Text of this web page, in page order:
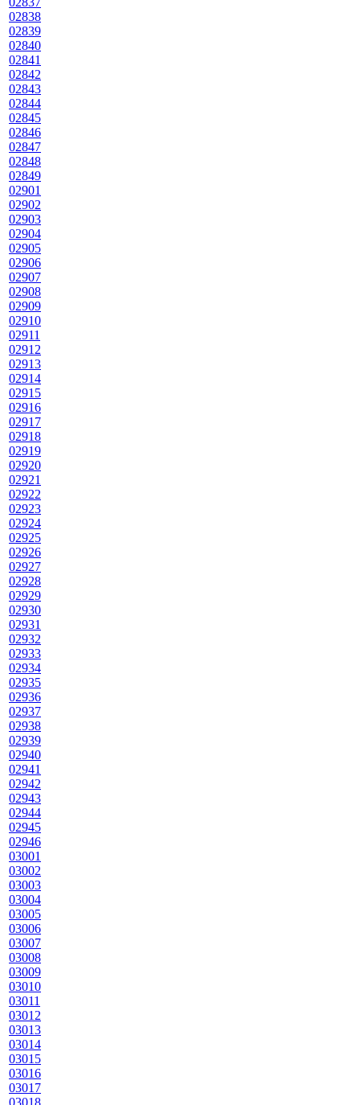
02838
02839
02840
02841
02842
02843
02844
02845
02846
02847
02848
02849
02901
02902
02903
02904
02905
02906
02907
02908
02909
02910
02911
02912
02913
02914
02915
02916
02917
02918
02919
02920
02921
02922
02923
02924
02925
02926
02927
02928
02929
02930
02931
02932
02933
02934
02935
02936
02937
02938
02939
02940
02941
02942
02943
02944
02945
02946
03001
03002
03003
03004
03005
03006
03007
03008
03009
03010
03011
03012
03013
03014
03015
03016
03017
03018